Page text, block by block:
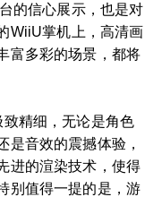
的信心展示，也是对
WiiU掌机上，高清画
富多彩的场景，都将
致精细，无论是角色
是音效的震撼体验，
进的渲染技术，使得
别值得一提的是，游